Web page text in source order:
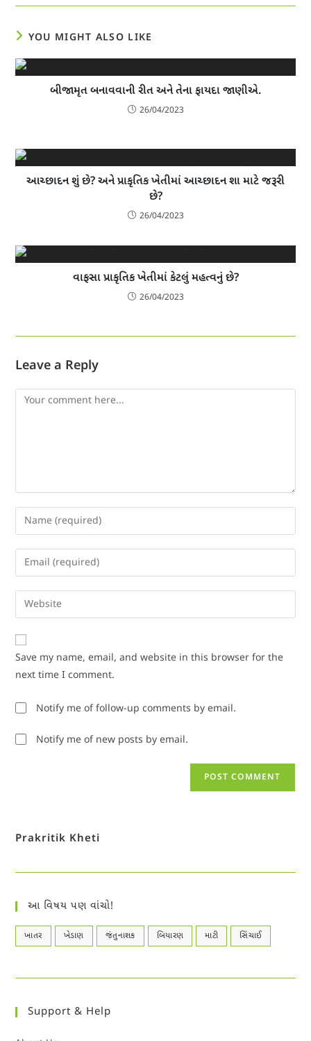
YOU MIGHT ALSO LIKE
બીજામૃત બનાવવાની રીત અને તેના ફાયદા જાણીએ.
26/04/2023
આચ્છાદન શું છે? અને પ્રાકૃતિક ખેતીમાં આચ્છાદન શા માટે જરૂરી
છે?
26/04/2023
વાફસા પ્રાકૃતિક ખેતીમાં કેટલું મહત્વનું છે?
26/04/2023
Leave a Reply
Save my name, email, and website in this browser for the
next time I comment.
Notify me of follow-up comments by email.
Notify me of new posts by email.
Prakritik Kheti
આ વિષય પણ વાંચો!
ખાતર ખેડાણ જંતુનાશક બિયારણ માટી સિંચાઈ
Support & Help